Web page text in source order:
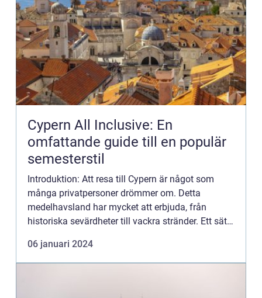
Cypern All Inclusive: En
omfattande guide till en populär
semesterstil
Introduktion: Att resa till Cypern är något som
många privatpersoner drömmer om. Detta
medelhavsland har mycket att erbjuda, från
historiska sevärdheter till vackra stränder. Ett sätt
genom att välja ett...
06 januari 2024